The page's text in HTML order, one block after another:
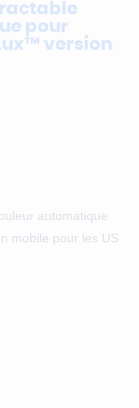
pour
version
automatique
mobile pour les US